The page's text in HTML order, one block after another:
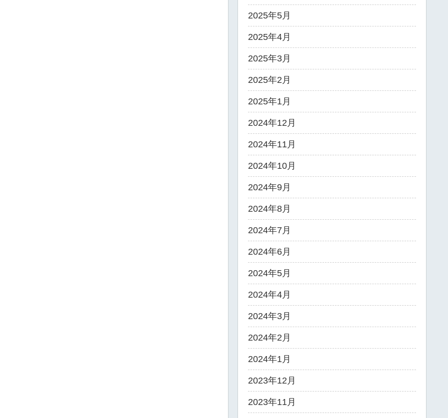
2025年5月
2025年4月
2025年3月
2025年2月
2025年1月
2024年12月
2024年11月
2024年10月
2024年9月
2024年8月
2024年7月
2024年6月
2024年5月
2024年4月
2024年3月
2024年2月
2024年1月
2023年12月
2023年11月